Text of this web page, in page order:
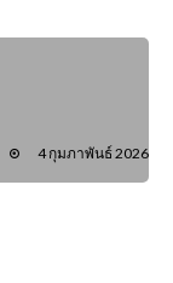
4 กุมภาพันธ์ 2026